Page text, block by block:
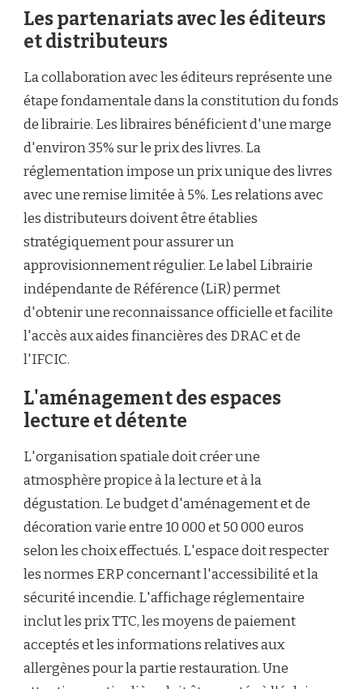
Les partenariats avec les éditeurs
et distributeurs
La collaboration avec les éditeurs représente une
étape fondamentale dans la constitution du fonds
de librairie. Les libraires bénéficient d'une marge
d'environ 35% sur le prix des livres. La
réglementation impose un prix unique des livres
avec une remise limitée à 5%. Les relations avec
les distributeurs doivent être établies
stratégiquement pour assurer un
approvisionnement régulier. Le label Librairie
indépendante de Référence (LiR) permet
d'obtenir une reconnaissance officielle et facilite
l'accès aux aides financières des DRAC et de
l'IFCIC.
L'aménagement des espaces
lecture et détente
L'organisation spatiale doit créer une
atmosphère propice à la lecture et à la
dégustation. Le budget d'aménagement et de
décoration varie entre 10 000 et 50 000 euros
selon les choix effectués. L'espace doit respecter
les normes ERP concernant l'accessibilité et la
sécurité incendie. L'affichage réglementaire
inclut les prix TTC, les moyens de paiement
acceptés et les informations relatives aux
allergènes pour la partie restauration. Une